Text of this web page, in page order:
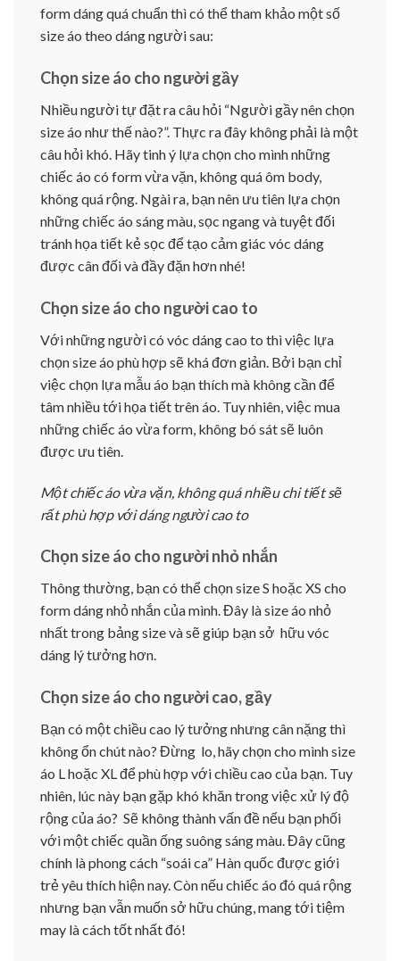
form dáng quá chuẩn thì có thể tham khảo một số
size áo theo dáng người sau:
Chọn size áo cho người gầy
Nhiều người tự đặt ra câu hỏi “Người gầy nên chọn
size áo như thế nào?”. Thực ra đây không phải là một
câu hỏi khó. Hãy tinh ý lựa chọn cho mình những
chiếc áo có form vừa vặn, không quá ôm body,
không quá rộng. Ngài ra, bạn nên ưu tiên lựa chọn
những chiếc áo sáng màu, sọc ngang và tuyệt đối
tránh họa tiết kẻ sọc để tạo cảm giác vóc dáng
được cân đối và đầy đặn hơn nhé!
Chọn size áo cho người cao to
Với những người có vóc dáng cao to thì việc lựa
chọn size áo phù hợp sẽ khá đơn giản. Bởi bạn chỉ
việc chọn lựa mẫu áo bạn thích mà không cần để
tâm nhiều tới họa tiết trên áo. Tuy nhiên, việc mua
những chiếc áo vừa form, không bó sát sẽ luôn
được ưu tiên.
Một chiếc áo vừa vặn, không quá nhiều chi tiết sẽ
rất phù hợp với dáng người cao to
Chọn size áo cho người nhỏ nhắn
Thông thường, bạn có thể chọn size S hoặc XS cho
form dáng nhỏ nhắn của mình. Đây là size áo nhỏ
nhất trong bảng size và sẽ giúp bạn sở hữu vóc
dáng lý tưởng hơn.
Chọn size áo cho người cao, gầy
Bạn có một chiều cao lý tưởng nhưng cân nặng thì
không ổn chút nào? Đừng lo, hãy chọn cho mình size
áo L hoặc XL để phù hợp với chiều cao của bạn. Tuy
nhiên, lúc này bạn gặp khó khăn trong việc xử lý độ
rộng của áo? Sẽ không thành vấn đề nếu bạn phối
với một chiếc quần ống suông sáng màu. Đây cũng
chính là phong cách “soái ca” Hàn quốc được giới
trẻ yêu thích hiện nay. Còn nếu chiếc áo đó quá rộng
nhưng bạn vẫn muốn sở hữu chúng, mang tới tiệm
may là cách tốt nhất đó!